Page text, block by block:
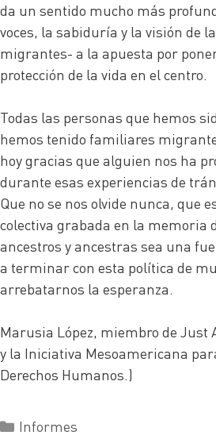
da un sentido mucho más
voces, la sabiduría y la visión de
migrantes- a la apuesta por
protección de la vida en el centro.
Todas las personas que hemos
hemos tenido familiares
hoy gracias que alguien nos ha
durante esas experiencias de
Que no se nos olvide nunca, que
colectiva grabada en la memoria
ancestros y ancestras sea una
a terminar con esta política de
arrebatarnos la esperanza.
Marusia López, miembro de Just
y la Iniciativa Mesoamericana
Derechos Humanos.)
Informes